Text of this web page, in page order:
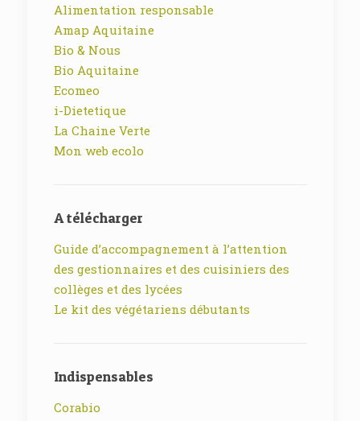
Alimentation responsable
Amap Aquitaine
Bio & Nous
Bio Aquitaine
Ecomeo
i-Dietetique
La Chaine Verte
Mon web ecolo
A télécharger
Guide d’accompagnement à l’attention
des gestionnaires et des cuisiniers des
collèges et des lycées
Le kit des végétariens débutants
Indispensables
Corabio